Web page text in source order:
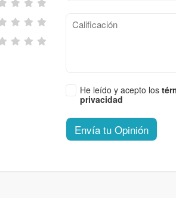
He leído y acepto los
privacidad
Envía tu Opinión